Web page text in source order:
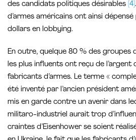
des candidats politiques désirables [4]
d’armes américains ont ainsi
dollars en lobbying.
En outre, quelque 80 % des groupes
les plus influents ont reçu de l’argent
fabricants d’armes. Le terme «
été inventé par l’ancien président
mis en garde contre un avenir dans
militaro-industriel aurait trop
craintes d’Eisenhower se soient